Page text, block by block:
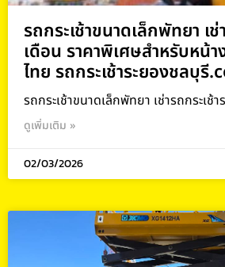
รถกระเช้าขนาดเล็กพัทยา เช่
เดือน ราคาพิเศษสำหรับหน้า
ไทย รถกระเช้าระยองชลบุรี
รถกระเช้าขนาดเล็กพัทยา เช่ารถกระเช้า
ดูเพิ่มเติม »
02/03/2026